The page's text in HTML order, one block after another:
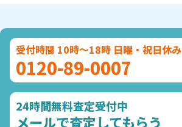
受付時間 10時～18時 日曜・祝日休み
0120-89-0007
24時間無料査定受付中
メールで査定してもらう